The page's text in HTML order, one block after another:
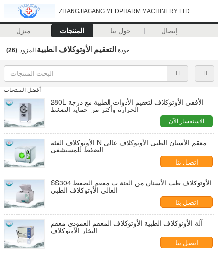
ZHANGJIAGANG MEDPHARM MACHINERY LTD.
منزل المنتجات حول بنا إتصال
جودة التعقيم الأوتوكلاف الطبية المزود. (26)
أفضل المنتجات
280L الأفقي الأوتوكلاف لتعقيم الأدوات الطبية مع درجة
الحرارة وأكثر من حماية الضغط
الاستفسار الآن
الأوتوكلاف الفئة N معقم الأسنان الطبي الأوتوكلاف عالي
الضغط للمستشفى
اتصل بنا
SS304 الأوتوكلاف طب الأسنان من الفئة ب معقم الضغط
العالي الأوتوكلاف الطبي
اتصل بنا
آلة الأوتوكلاف الطبية الأوتوكلاف المعقم العمودي معقم
البخار الأوتوكلاف
اتصل بنا